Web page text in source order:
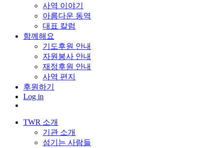
사역 이야기
아름다운 동역
대표 칼럼
함께해요
기도후원 안내
자원봉사 안내
재정후원 안내
사역 편지
후원하기
Log in
TWR 소개
기관 소개
섬기는 사람들